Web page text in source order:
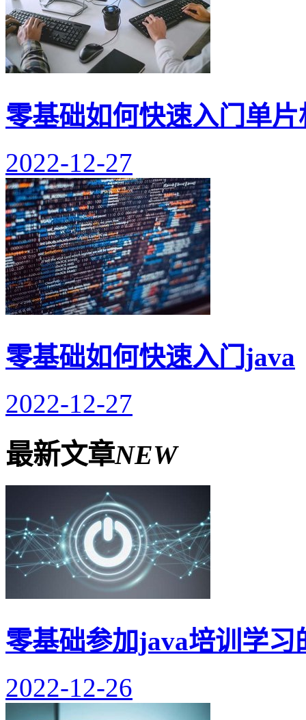
零基础如何快速入门单片
2022-12-27
零基础如何快速入门java
2022-12-27
最新文章NEW
零基础参加java培训学习
2022-12-26